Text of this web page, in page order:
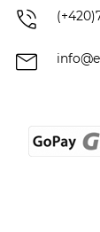
phone_in_talk
mail